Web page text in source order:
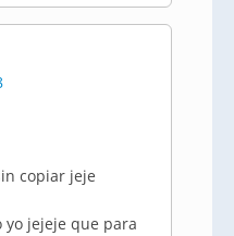
copiar jeje
yo jejeje que para